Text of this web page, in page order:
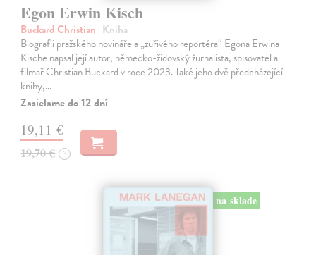
Egon Erwin Kisch
Buckard Christian | Kniha
Biografii pražského novináře a „zuřivého reportéra“ Egona Erwina
Kische napsal její autor, německo-židovský žurnalista, spisovatel a
filmař Christian Buckard v roce 2023. Také jeho dvě předcházející
knihy,…
Zasielame do 12 dní
19,11 €
19,70 € ?
na sklade